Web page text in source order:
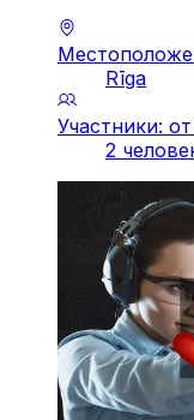
Rīga
Участники:
2